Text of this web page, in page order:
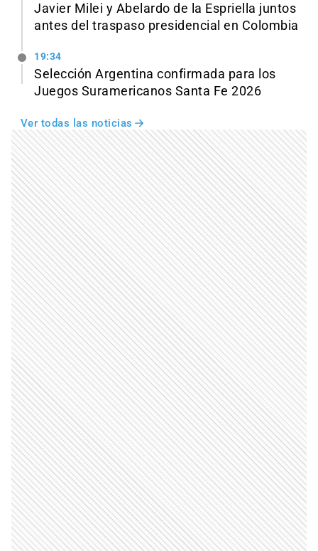
Javier Milei y Abelardo de la Espriella juntos
antes del traspaso presidencial en Colombia
19:34
Selección Argentina confirmada para los
Juegos Suramericanos Santa Fe 2026
Ver todas las noticias